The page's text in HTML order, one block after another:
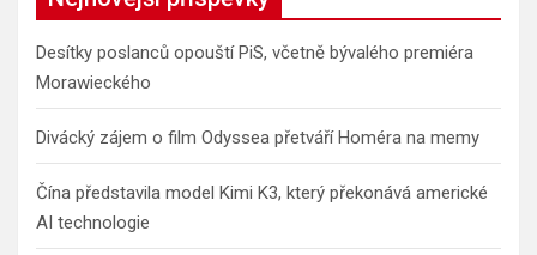
Desítky poslanců opouští PiS, včetně bývalého premiéra
Morawieckého
Divácký zájem o film Odyssea přetváří Homéra na memy
Čína představila model Kimi K3, který překonává americké
AI technologie